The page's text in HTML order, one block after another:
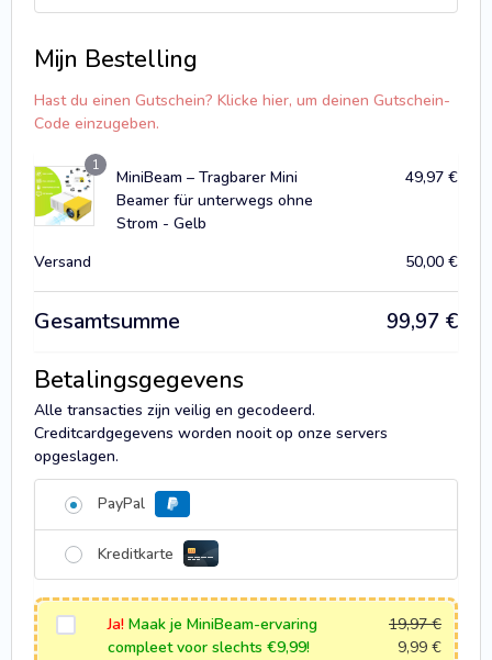
Mijn Bestelling
Hast du einen Gutschein? Klicke hier, um deinen Gutschein-
Code einzugeben.
1
MiniBeam – Tragbarer Mini
Beamer für unterwegs ohne
Strom - Gelb
49,97 €
Versand 50,00 €
Gesamtsumme 99,97 €
Betalingsgegevens
Alle transacties zijn veilig en gecodeerd.
Creditcardgegevens worden nooit op onze servers
opgeslagen.
PayPal
Kreditkarte
Ja! Maak je MiniBeam-ervaring
compleet voor slechts €9,99!
19,97€
9,99 €